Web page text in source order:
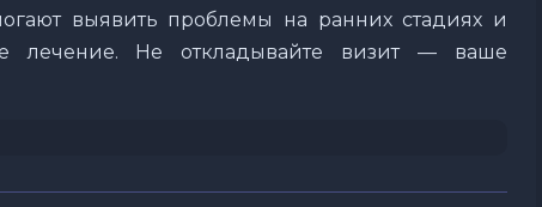
выявить проблемы на ранних стадиях и
лечение. Не откладывайте визит — ваше